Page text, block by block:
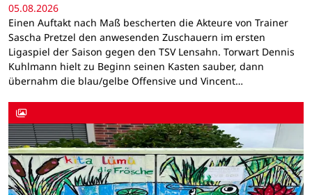
05.08.2026
Einen Auftakt nach Maß bescherten die Akteure von Trainer
Sascha Pretzel den anwesenden Zuschauern im ersten
Ligaspiel der Saison gegen den TSV Lensahn. Torwart Dennis
Kuhlmann hielt zu Beginn seinen Kasten sauber, dann
übernahm die blau/gelbe Offensive und Vincent…